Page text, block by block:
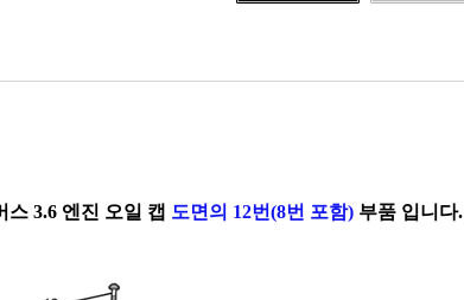
스 3.6 엔진 오일 캡 도면의 12번(8번 포함) 부품 입니다.